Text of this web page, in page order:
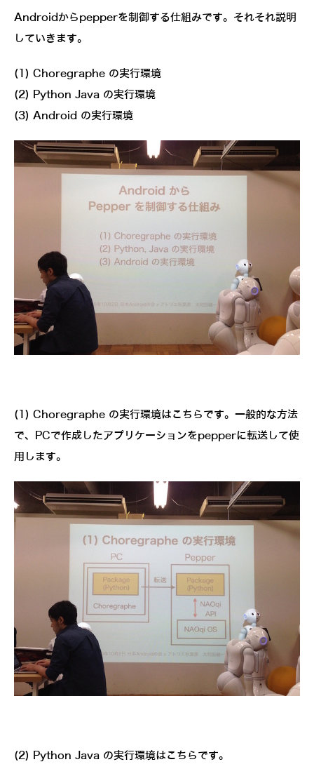
Androidからpepperを制御する仕組みです。それそれ説明
していきます。
(1) Choregraphe の実行環境
(2) Python Java の実行環境
(3) Android の実行環境
(1) Choregraphe の実行環境はこちらです。一般的な方法
で、PCで作成したアプリケーションをpepperに転送して使
用します。
(2) Python Java の実行環境はこちらです。